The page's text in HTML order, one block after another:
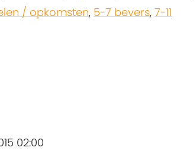
/ opkomsten, 5-7 bevers, 7-11
02:00